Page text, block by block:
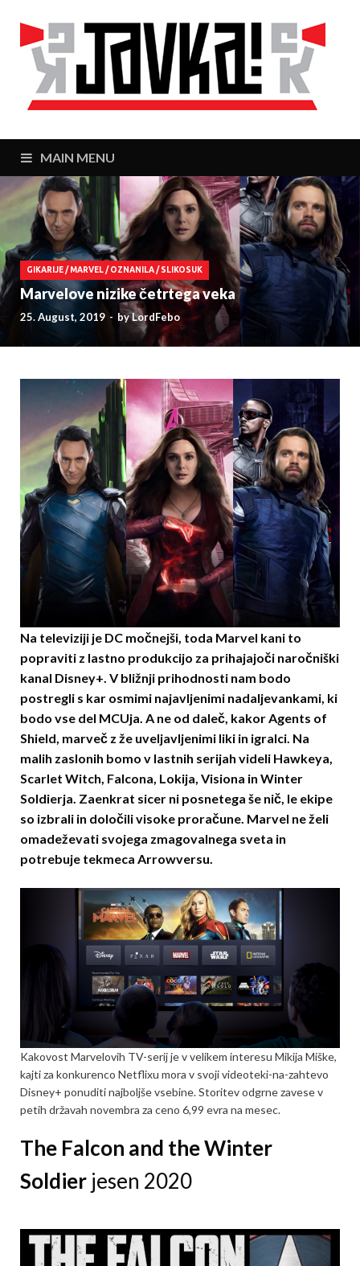
MAIN MENU
GIKARIJE/MARVEL/OZNANILA/SLIKOSUK
Marvelove nizike četrtega veka
25. August, 2019 - byLordFebo
Na televiziji je DC močnejši, toda Marvel kani to
popraviti z lastno produkcijo za prihajajoči naročniški
kanal Disney+. V bližnji prihodnosti nam bodo
postregli s kar osmimi najavljenimi nadaljevankami, ki
bodo vse del MCUja. A ne od daleč, kakor Agents of
Shield, marveč z že uveljavljenimi liki in igralci. Na
malih zaslonih bomo v lastnih serijah videli Hawkeya,
Scarlet Witch, Falcona, Lokija, Visiona in Winter
Soldierja. Zaenkrat sicer ni posnetega še nič, le ekipe
so izbrali in določili visoke proračune. Marvel ne želi
omadeževati svojega zmagovalnega sveta in
potrebuje tekmeca Arrowversu.
Kakovost Marvelovih TV-serij je v velikem interesu Mikija Miške,
kajti za konkurenco Netflixu mora v svoji videoteki-na-zahtevo
Disney+ ponuditi najboljše vsebine. Storitev odgrne zavese v
petih državah novembra za ceno 6,99 evra na mesec.
The Falcon and the Winter
Soldier jesen 2020